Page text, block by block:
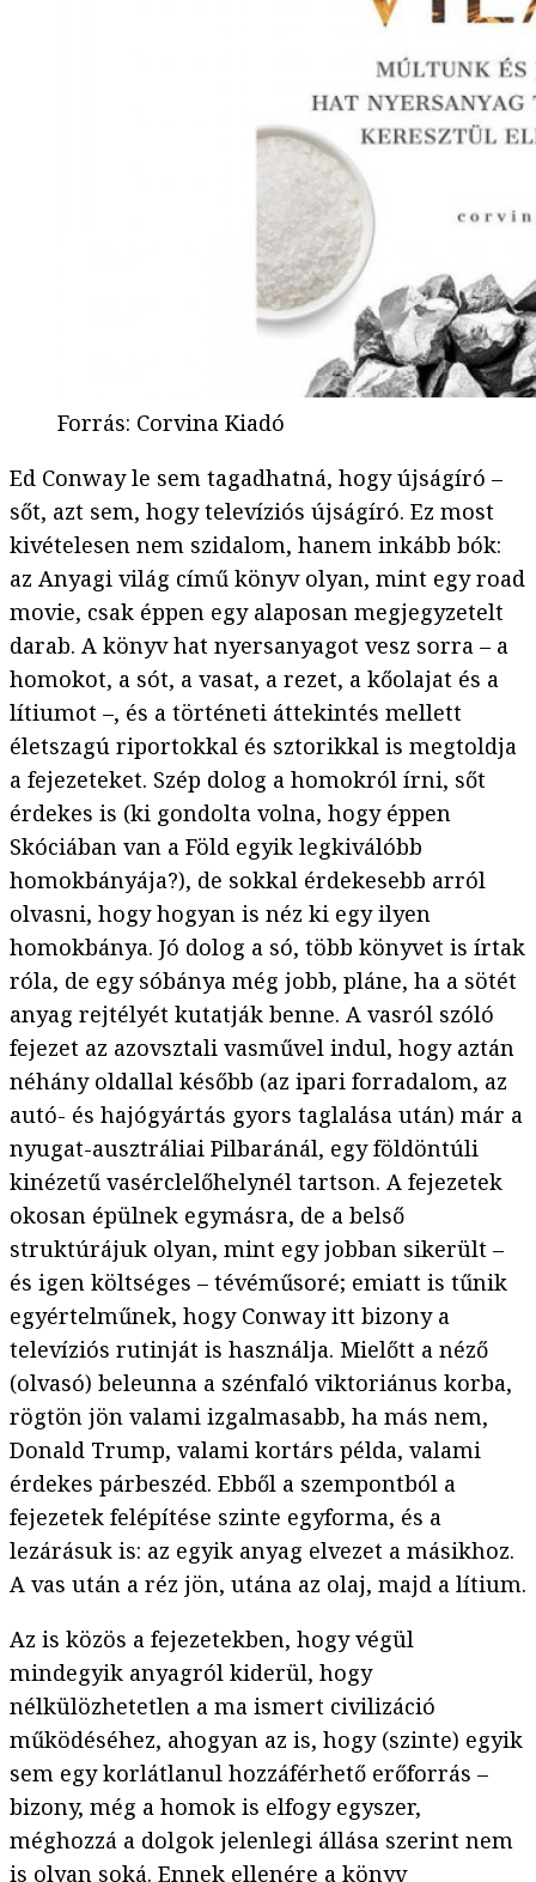
Forrás: Corvina Kiadó
Ed Conway le sem tagadhatná, hogy újságíró –
sőt, azt sem, hogy televíziós újságíró. Ez most
kivételesen nem szidalom, hanem inkább bók:
az Anyagi világ című könyv olyan, mint egy road
movie, csak éppen egy alaposan megjegyzetelt
darab. A könyv hat nyersanyagot vesz sorra – a
homokot, a sót, a vasat, a rezet, a kőolajat és a
lítiumot –, és a történeti áttekintés mellett
életszagú riportokkal és sztorikkal is megtoldja
a fejezeteket. Szép dolog a homokról írni, sőt
érdekes is (ki gondolta volna, hogy éppen
Skóciában van a Föld egyik legkiválóbb
homokbányája?), de sokkal érdekesebb arról
olvasni, hogy hogyan is néz ki egy ilyen
homokbánya. Jó dolog a só, több könyvet is írtak
róla, de egy sóbánya még jobb, pláne, ha a sötét
anyag rejtélyét kutatják benne. A vasról szóló
fejezet az azovsztali vasművel indul, hogy aztán
néhány oldallal később (az ipari forradalom, az
autó- és hajógyártás gyors taglalása után) már a
nyugat-ausztráliai Pilbaránál, egy földöntúli
kinézetű vasérclelőhelynél tartson. A fejezetek
okosan épülnek egymásra, de a belső
struktúrájuk olyan, mint egy jobban sikerült –
és igen költséges – tévéműsoré; emiatt is tűnik
egyértelműnek, hogy Conway itt bizony a
televíziós rutinját is használja. Mielőtt a néző
(olvasó) beleunna a szénfaló viktoriánus korba,
rögtön jön valami izgalmasabb, ha más nem,
Donald Trump, valami kortárs példa, valami
érdekes párbeszéd. Ebből a szempontból a
fejezetek felépítése szinte egyforma, és a
lezárásuk is: az egyik anyag elvezet a másikhoz.
A vas után a réz jön, utána az olaj, majd a lítium.
Az is közös a fejezetekben, hogy végül
mindegyik anyagról kiderül, hogy
nélkülözhetetlen a ma ismert civilizáció
működéséhez, ahogyan az is, hogy (szinte) egyik
sem egy korlátlanul hozzáférhető erőforrás –
bizony, még a homok is elfogy egyszer,
méghozzá a dolgok jelenlegi állása szerint nem
is olyan soká. Ennek ellenére a könyv